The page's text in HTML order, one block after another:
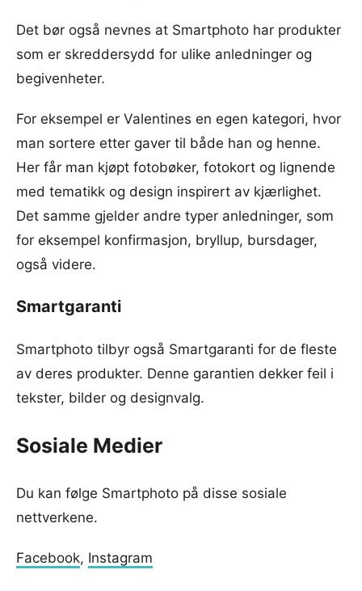
Det bør også nevnes at Smartphoto har produkter
som er skreddersydd for ulike anledninger og
begivenheter.
For eksempel er Valentines en egen kategori, hvor
man sortere etter gaver til både han og henne.
Her får man kjøpt fotobøker, fotokort og lignende
med tematikk og design inspirert av kjærlighet.
Det samme gjelder andre typer anledninger, som
for eksempel konfirmasjon, bryllup, bursdager,
også videre.
Smartgaranti
Smartphoto tilbyr også Smartgaranti for de fleste
av deres produkter. Denne garantien dekker feil i
tekster, bilder og designvalg.
Sosiale Medier
Du kan følge Smartphoto på disse sosiale
nettverkene.
Facebook, Instagram